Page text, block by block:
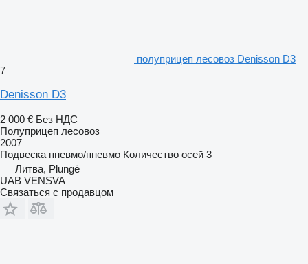
полуприцеп лесовоз Denisson D3
7
Denisson D3
2 000 € Без НДС
Полуприцеп лесовоз
2007
Подвеска пневмо/пневмо Количество осей 3
Литва, Plungė
UAB VENSVA
Связаться с продавцом